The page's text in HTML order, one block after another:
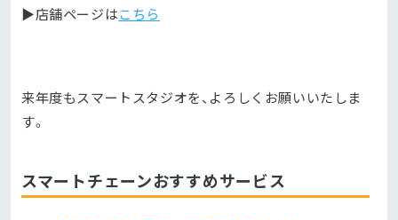
▶店舗ページはこちら
来年度もスマートスタジオを、よろしくお願いいたしま
す。
スマートチェーンおすすめサービス